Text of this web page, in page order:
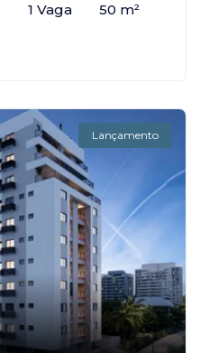
1 Vaga 50 m²
Lançamento